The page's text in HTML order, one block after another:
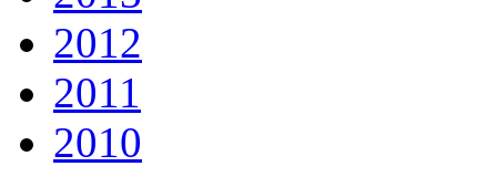
2012
2011
2010